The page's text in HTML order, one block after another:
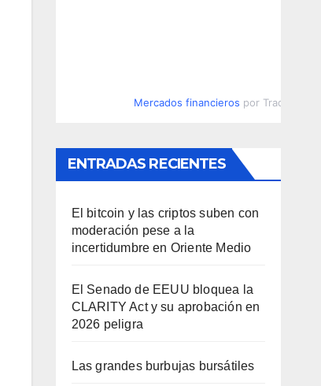
Mercados financieros por
ENTRADAS RECIENTES
El bitcoin y las criptos suben con
moderación pese a la
incertidumbre en Oriente Medio
El Senado de EEUU bloquea la
CLARITY Act y su aprobación en
2026 peligra
Las grandes burbujas bursátiles